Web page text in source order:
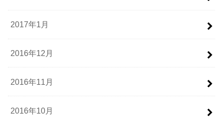
2017年1月
2016年12月
2016年11月
2016年10月